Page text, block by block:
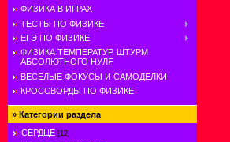
ФИЗИКА В ИГРАХ
ТЕСТЫ ПО ФИЗИКЕ
ЕГЭ ПО ФИЗИКЕ
ФИЗИКА ТЕМПЕРАТУР. ШТУРМ
АБСОЛЮТНОГО НУЛЯ
ВЕСЕЛЫЕ ФОКУСЫ И САМОДЕЛКИ
КРОССВОРДЫ ПО ФИЗИКЕ
» Категории раздела
СЕРДЦЕ [12]